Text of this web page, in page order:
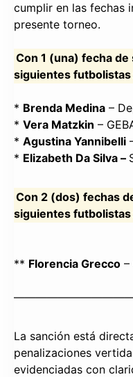
cumplir en las fechas
presente torneo.
Con 1 (una) fecha
siguientes futbolistas
* Brenda Medina –
* Vera Matzkin –
* Agustina Yannibelli
* Elizabeth Da Silva –
Con 2 (dos) fechas
siguientes futbolistas
** Florencia Grecco –
La sanción está
penalizaciones
evidenciadas con